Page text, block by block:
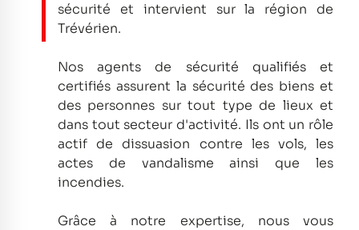
sécurité et intervient sur la région de
Trévérien.
Nos agents de sécurité qualifiés et
certifiés assurent la sécurité des biens et
des personnes sur tout type de lieux et
dans tout secteur d'activité. Ils ont un rôle
actif de dissuasion contre les vols, les
actes de vandalisme ainsi que les
incendies.
Grâce à notre expertise, nous vous